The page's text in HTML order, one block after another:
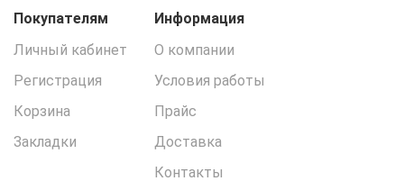
Покупателям
Личный кабинет
Регистрация
Корзина
Закладки
Информация
О компании
Условия работы
Прайс
Доставка
Контакты